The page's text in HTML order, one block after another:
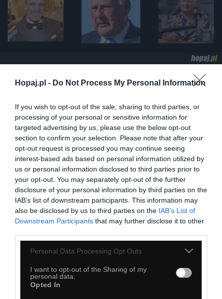
Hopaj.pl - Do Not Process My Personal Information
If you wish to opt-out of the sale, sharing to third parties, or
processing of your personal or sensitive information for
targeted advertising by us, please use the below opt-out
section to confirm your selection. Please note that after your
opt-out request is processed you may continue seeing
interest-based ads based on personal information utilized by
us or personal information disclosed to third parties prior to
your opt-out. You may separately opt-out of the further
disclosure of your personal information by third parties on the
IAB’s list of downstream participants. This information may
also be disclosed by us to third parties on the IAB’s List of
Downstream Participants that may further disclose it to other
Personal Data Processing Opt Outs
I want to opt-out of the Sharing of my
personal data.
Opted In
22
Komentuj Dodaj do ulubionych Dodaj do przyjaciół
Znane mordy